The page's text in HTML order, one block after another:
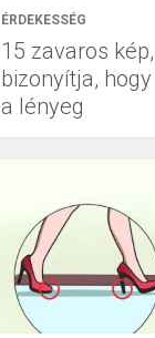
ÉRDEKESSÉG
15 zavaros
bizonyítja,
a lényeg